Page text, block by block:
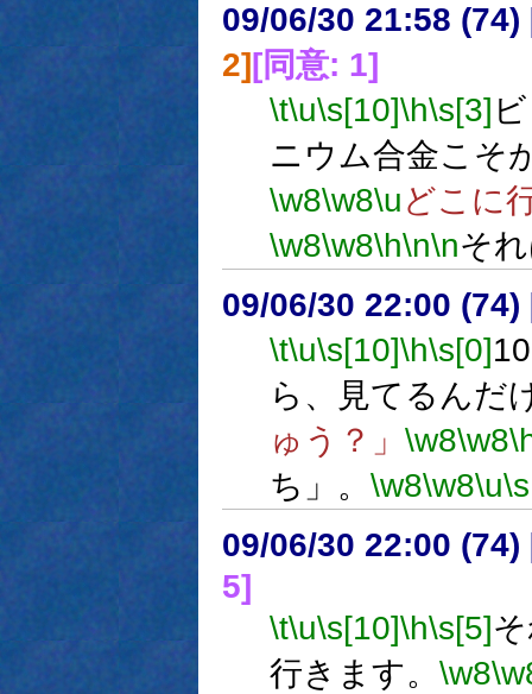
09/06/30 21:58 (74)
2][同意: 1]
\t\u\s[10]\h\s[3]
ニウム合金こそ
\w8\w8\uどこに
\w8\w8\h\n\nそ
09/06/30 22:00 (74)
\t\u\s[10]\h\s[0]
ら、見てるんだ
ゅう？」 \w8\w8
ち」。 \w8\w8\u
09/06/30 22:00 (74)
5]
\t\u\s[10]\h\s[5]
行きます。 \w8